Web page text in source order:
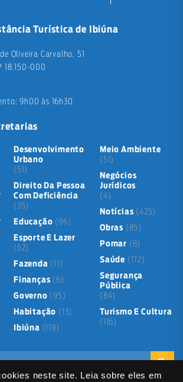
neste site. Leia sobre eles em
Turística de Ibiúna
Oliveira Carvalho, 51
18.150-000
9h00 às 16h30
Desenvolvimento
Urbano
(51)
Direito Da Pessoa
Com Deficiência
(35)
Educação (96)
Esporte E Lazer
(52)
Fazenda (11)
Finanças (6)
Governo (95)
Habitação (13)
Ibiúna (119)
Meio Ambiente
(51)
Negócios
Jurídicos
(4)
Notícias (425)
Obras (85)
Pomar (8)
Saúde (172)
Segurança
Pública
(84)
Turismo E Cultura
(116)